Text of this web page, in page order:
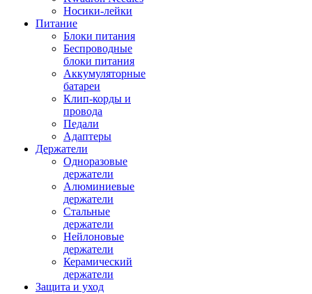
Носики-лейки
Питание
Блоки питания
Беспроводные
блоки питания
Аккумуляторные
батареи
Клип-корды и
провода
Педали
Адаптеры
Держатели
Одноразовые
держатели
Алюминиевые
держатели
Стальные
держатели
Нейлоновые
держатели
Керамический
держатели
Защита и уход